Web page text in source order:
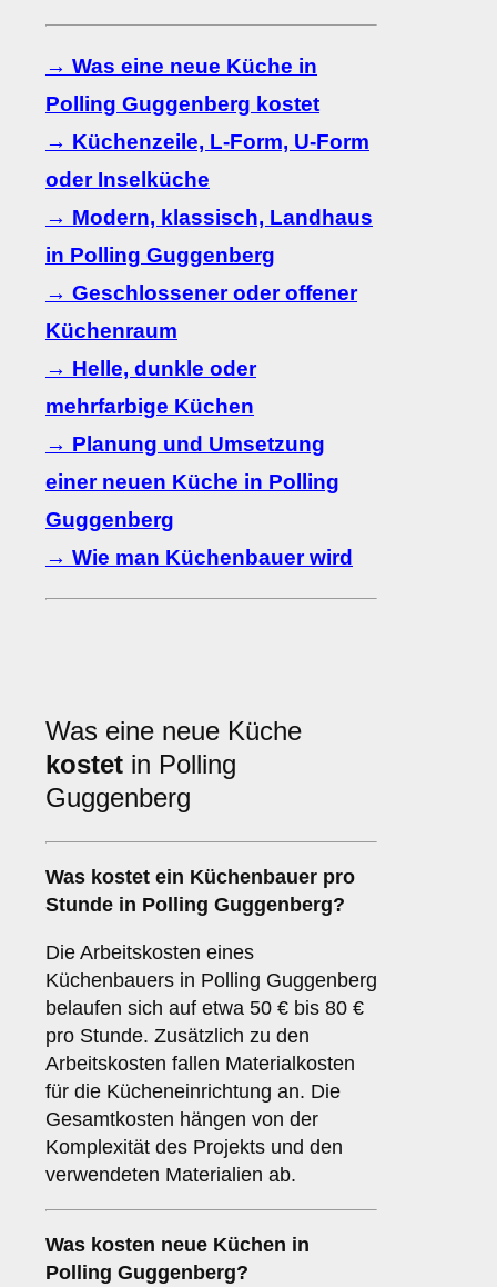
→ Was eine neue Küche in
Polling Guggenberg kostet
→ Küchenzeile, L-Form, U-Form
oder Inselküche
→ Modern, klassisch, Landhaus
in Polling Guggenberg
→ Geschlossener oder offener
Küchenraum
→ Helle, dunkle oder
mehrfarbige Küchen
→ Planung und Umsetzung
einer neuen Küche in Polling
Guggenberg
→ Wie man Küchenbauer wird
Was eine neue Küche
kostet in Polling
Guggenberg
Was kostet ein Küchenbauer pro
Stunde in Polling Guggenberg?
Die Arbeitskosten eines
Küchenbauers in Polling Guggenberg
belaufen sich auf etwa 50 € bis 80 €
pro Stunde. Zusätzlich zu den
Arbeitskosten fallen Materialkosten
für die Kücheneinrichtung an. Die
Gesamtkosten hängen von der
Komplexität des Projekts und den
verwendeten Materialien ab.
Was kosten neue Küchen in
Polling Guggenberg?